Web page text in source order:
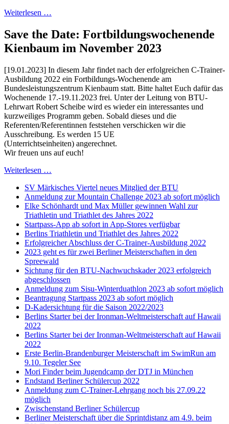
Weiterlesen …
Save the Date: Fortbildungswochenende
Kienbaum im November 2023
[19.01.2023] In diesem Jahr findet nach der erfolgreichen C-Trainer-
Ausbildung 2022 ein Fortbildungs-Wochenende am
Bundesleistungszentrum Kienbaum statt. Bitte haltet Euch dafür das
Wochenende 17.-19.11.2023 frei. Unter der Leitung von BTU-
Lehrwart Robert Scheibe wird es wieder ein interessantes und
kurzweiliges Programm geben. Sobald dieses und die
Referenten/Referentinnen feststehen verschicken wir die
Ausschreibung. Es werden 15 UE
(Unterrichtseinheiten) angerechnet.
Wir freuen uns auf euch!
Weiterlesen …
SV Märkisches Viertel neues Mitglied der BTU
Anmeldung zur Mountain Challenge 2023 ab sofort möglich
Elke Schönhardt und Max Müller gewinnen Wahl zur
Triathletin und Triathlet des Jahres 2022
Startpass-App ab sofort in App-Stores verfügbar
Berlins Triathletin und Triathlet des Jahres 2022
Erfolgreicher Abschluss der C-Trainer-Ausbildung 2022
2023 geht es für zwei Berliner Meisterschaften in den
Spreewald
Sichtung für den BTU-Nachwuchskader 2023 erfolgreich
abgeschlossen
Anmeldung zum Sisu-Winterduathlon 2023 ab sofort möglich
Beantragung Startpass 2023 ab sofort möglich
D-Kadersichtung für die Saison 2022/2023
Berlins Starter bei der Ironman-Weltmeisterschaft auf Hawaii
2022
Berlins Starter bei der Ironman-Weltmeisterschaft auf Hawaii
2022
Erste Berlin-Brandenburger Meisterschaft im SwimRun am
9.10. Tegeler See
Mori Finder beim Jugendcamp der DTJ in München
Endstand Berliner Schülercup 2022
Anmeldung zum C-Trainer-Lehrgang noch bis 27.09.22
möglich
Zwischenstand Berliner Schülercup
Berliner Meisterschaft über die Sprintdistanz am 4.9. beim